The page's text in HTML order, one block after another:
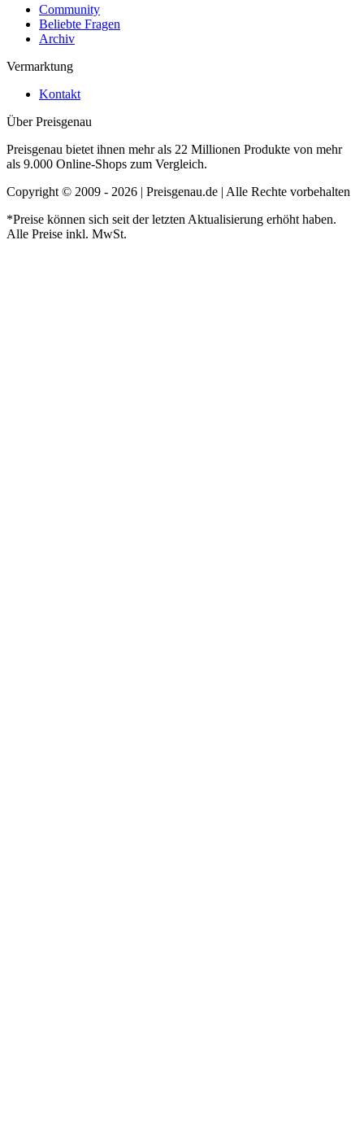
Community
Beliebte Fragen
Archiv
Vermarktung
Kontakt
Über Preisgenau
Preisgenau bietet ihnen mehr als 22 Millionen Produkte von mehr
als 9.000 Online-Shops zum Vergleich.
Copyright © 2009 - 2026 | Preisgenau.de | Alle Rechte vorbehalten
*Preise können sich seit der letzten Aktualisierung erhöht haben.
Alle Preise inkl. MwSt.